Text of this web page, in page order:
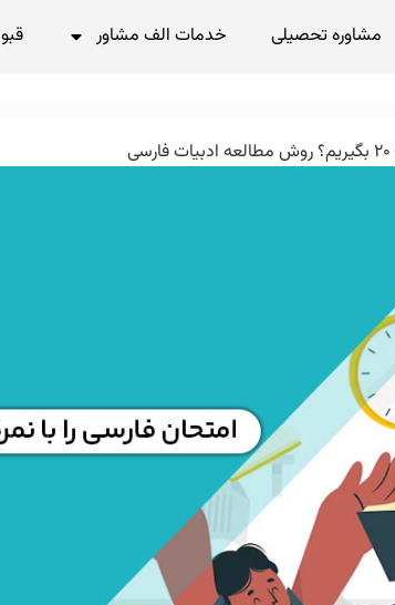
مشاوره تحصیلی خدمات الف مشاور